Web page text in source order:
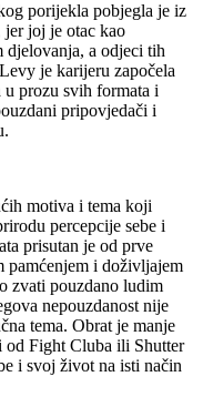
porijekla pobjegla je iz
joj je otac kao
djelovanja, a odjeci tih
je karijeru započela
u prozu svih formata i
pripovjedači i
motiva i tema koji
percepcije sebe i
prisutan je od prve
pamćenjem i doživljajem
zvati pouzdano ludim
nepouzdanost nije
tema. Obrat je manje
Fight Cluba ili Shutter
i svoj život na isti način